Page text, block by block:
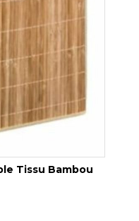
Tissu Bambou